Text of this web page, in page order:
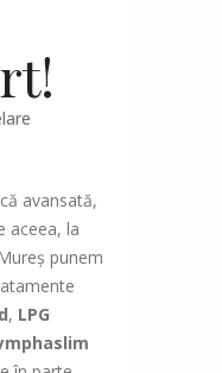
avansată,
aceea, la
punem
, LPG